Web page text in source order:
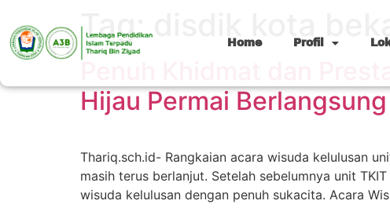
Home Profil
Tag:
Penuh Khidmat dan
Hijau Permai
Thariq.sch.id- Rangkaian acara wisuda kelulusan
masih terus berlanjut. Setelah sebelumnya unit
wisuda kelulusan dengan penuh sukacita. Acara